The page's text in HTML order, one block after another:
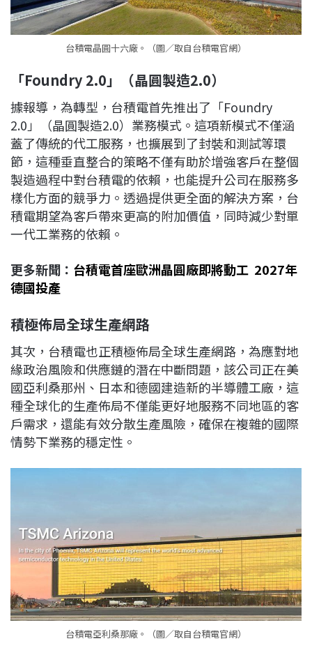
台積電晶圓十六廠。（圖／取自台積電官網）
「Foundry 2.0」（晶圓製造2.0）
據報導，為轉型，台積電首先推出了「Foundry
2.0」（晶圓製造2.0）業務模式。這項新模式不僅涵
蓋了傳統的代工服務，也擴展到了封裝和測試等環
節，這種垂直整合的策略不僅有助於增強客戶在整個
製造過程中對台積電的依賴，也能提升公司在服務多
樣化方面的競爭力。透過提供更全面的解決方案，台
積電期望為客戶帶來更高的附加價值，同時減少對單
一代工業務的依賴。
更多新聞： 台積電首座歐洲晶圓廠即將動工 2027年
德國投產
積極佈局全球生產網路
其次，台積電也正積極佈局全球生產網路，為應對地
緣政治風險和供應鏈的潛在中斷問題，該公司正在美
國亞利桑那州、日本和德國建造新的半導體工廠，這
種全球化的生產佈局不僅能更好地服務不同地區的客
戶需求，還能有效分散生產風險，確保在複雜的國際
情勢下業務的穩定性。
台積電亞利桑那廠。（圖／取自台積電官網）